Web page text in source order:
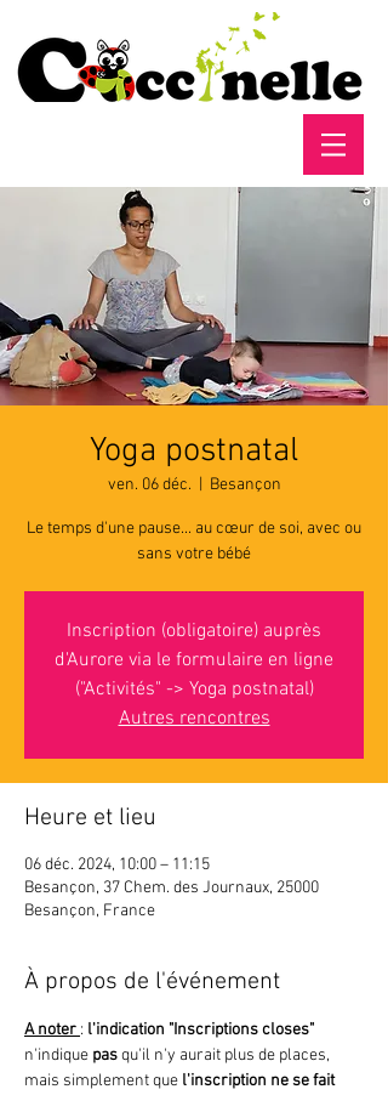
Yoga postnatal
ven. 06 déc. Besançon
Le temps d'une pause... au cœur de soi, avec ou
sans votre bébé
Inscription (obligatoire) auprès
d'Aurore via le formulaire en ligne
("Activités" -> Yoga postnatal)
Autres rencontres
Heure et lieu
06 déc. 2024, 10:00 – 11:15
Besançon, 37 Chem. des Journaux, 25000
Besançon, France
À propos de l'événement
A noter : l'indication "Inscriptions closes"
n'indique pas qu'il n'y aurait plus de places,
mais simplement que l'inscription ne se fait